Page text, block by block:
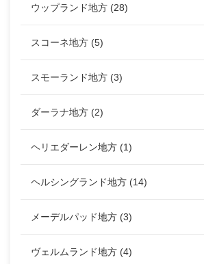
ウップランド地方 (28)
スコーネ地方 (5)
スモーランド地方 (3)
ダーラナ地方 (2)
ヘリエダーレン地方 (1)
ヘルシングランド地方 (14)
メーデルパッド地方 (3)
ヴェルムランド地方 (4)